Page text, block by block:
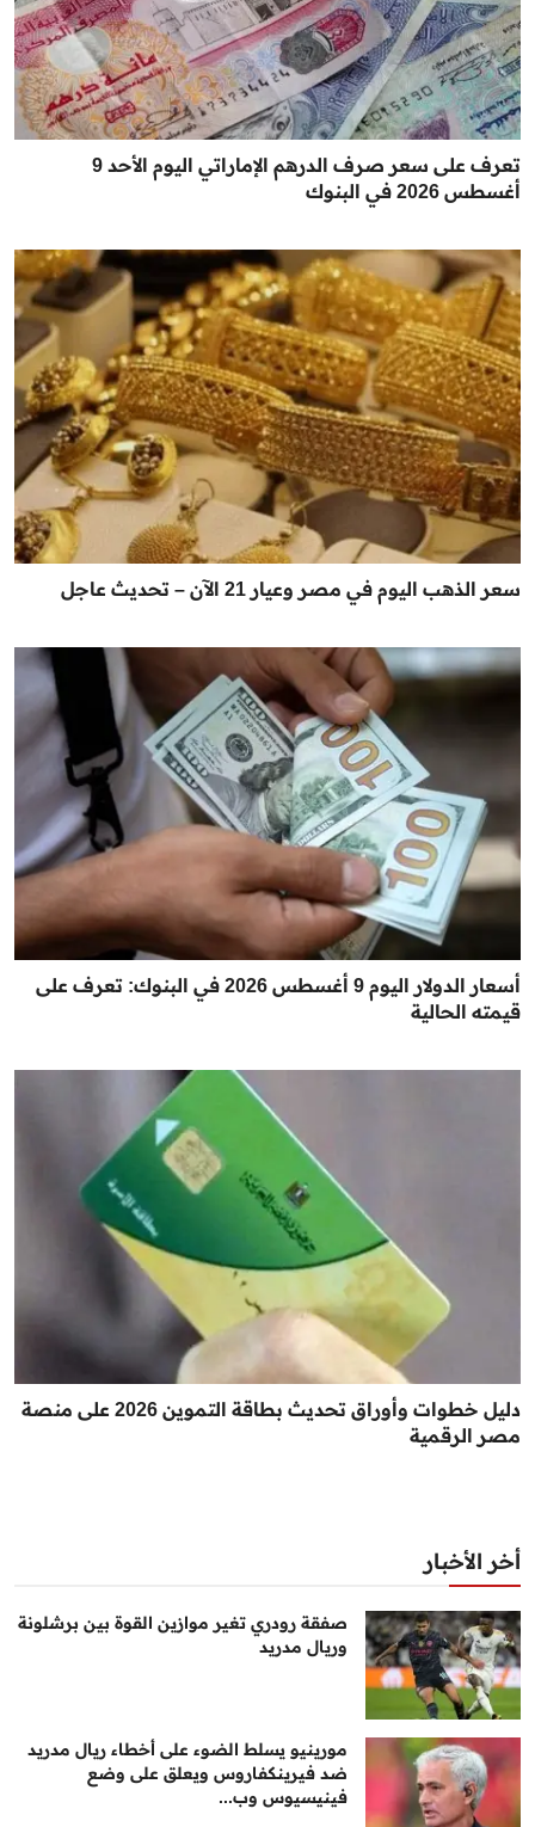
تعرف على سعر صرف الدرهم الإماراتي اليوم الأحد 9
أغسطس 2026 في البنوك
سعر الذهب اليوم في مصر وعيار 21 الآن – تحديث عاجل
أسعار الدولار اليوم 9 أغسطس 2026 في البنوك: تعرف على
قيمته الحالية
دليل خطوات وأوراق تحديث بطاقة التموين 2026 على منصة
مصر الرقمية
أخر الأخبار
صفقة رودري تغير موازين القوة بين برشلونة
وريال مدريد
مورينيو يسلط الضوء على أخطاء ريال مدريد
ضد فيرينكفاروس ويعلق على وضع
فينيسيوس وب...